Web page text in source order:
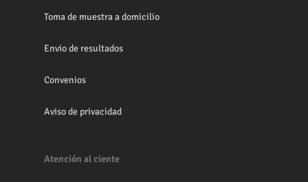
Toma de muestra a domicilio
Envio de resultados
Convenios
Aviso de privacidad
Atención al ciente